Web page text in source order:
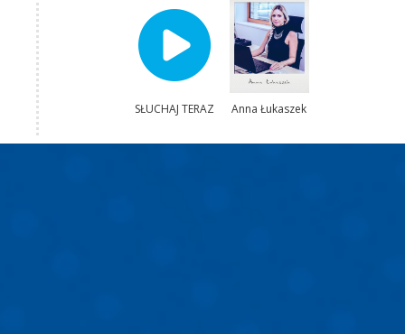
SŁUCHAJ TERAZ Anna Łukaszek